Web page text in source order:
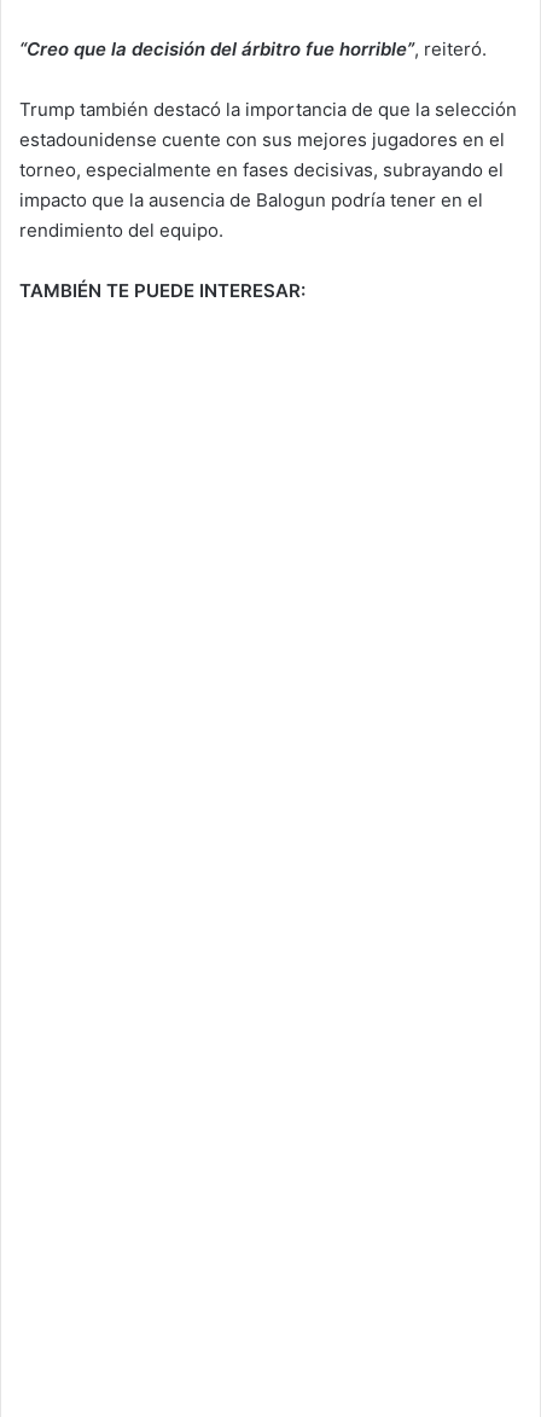
“Creo que la decisión del árbitro fue horrible”, reiteró.
Trump también destacó la importancia de que la selección
estadounidense cuente con sus mejores jugadores en el
torneo, especialmente en fases decisivas, subrayando el
impacto que la ausencia de Balogun podría tener en el
rendimiento del equipo.
TAMBIÉN TE PUEDE INTERESAR: